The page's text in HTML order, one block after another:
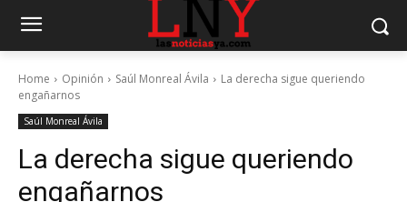
Home Opinión Saúl Monreal Ávila
La derecha sigue queriendo
engañarnos
Saúl Monreal Ávila
La derecha sigue queriendo
engañarnos